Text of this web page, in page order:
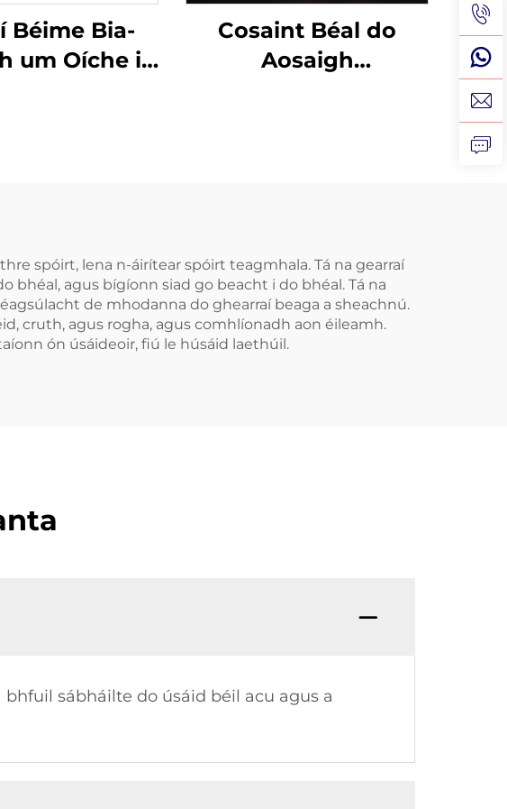
Béime Bia-
um Oíche in
Cosaint Béal do
Aosaigh
Shilicona, Díol Orthu
i Mbach
spóirt, lena n-áirítear spóirt teagmhala. Tá na gearraí
agus bígíonn siad go beacht i do bhéal. Tá na
de mhodanna do ghearraí beaga a sheachnú.
cruth, agus rogha, agus comhlíonadh aon éileamh.
ón úsáideoir, fiú le húsáid laethúil.
sábháilte do úsáid béil acu agus a